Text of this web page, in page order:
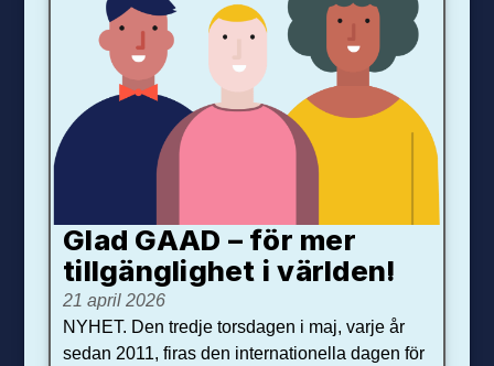
Glad GAAD – för mer
tillgänglighet i världen!
21 april 2026
NYHET. Den tredje torsdagen i maj, varje år
sedan 2011, firas den internationella dagen för